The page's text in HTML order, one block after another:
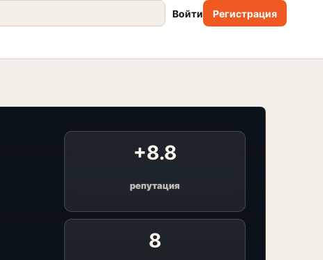
Войти Регистрация
+8.8
репутация
8